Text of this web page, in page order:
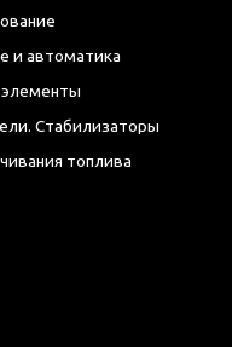
и автоматика
Стабилизаторы
топлива